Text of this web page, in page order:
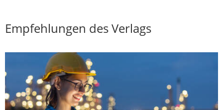
Empfehlungen des Verlags